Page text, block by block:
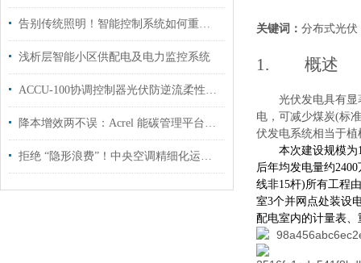
告别传统照明！智能控制系统如何重塑轨道交通光环境
浅析层智能小区供配电及电力监控系统
ACCU-100协调控制器光伏防逆流柔性调节控制方案
降本增效两不误：Acrel 能碳管理平台驱动 “绿色工厂” 高质量发展
拒绝 “隐形浪费”！中央空调精细化运营，为企业节能增效
关键词： 分布式光伏
1. 概述
光伏发电具有
电，可减少煤炭(标准
伏发电系统相当于植
本次建设规模为
后年均发电量约2400
线非15杆)所有工程
室3个并网点处装设
配电室内的计量表